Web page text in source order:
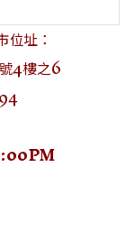
址：
4樓之6